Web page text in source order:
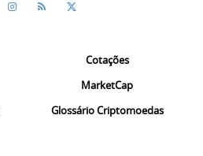
Cotações
MarketCap
Glossário Criptomoedas